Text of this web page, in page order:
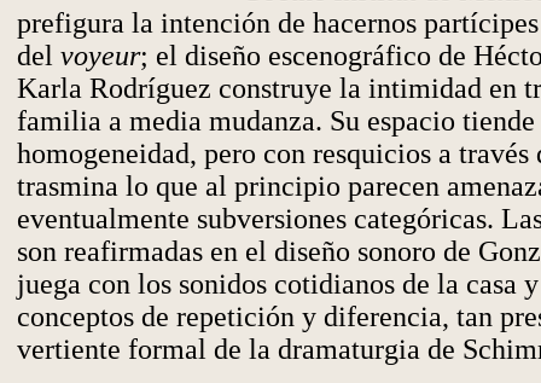
prefigura la intención de hacernos
del voyeur; el diseño escenográfico de
Karla Rodríguez construye la intimidad en
familia a media mudanza. Su espacio tiende
homogeneidad, pero con resquicios a través
trasmina lo que al principio parecen
eventualmente subversiones categóricas.
son reafirmadas en el diseño sonoro de
juega con los sonidos cotidianos de la casa
conceptos de repetición y diferencia, tan
vertiente formal de la dramaturgia de